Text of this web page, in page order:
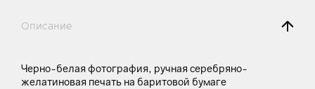
Описание
Черно-белая фотография, ручная серебряно-
желатиновая печать на баритовой бумаге